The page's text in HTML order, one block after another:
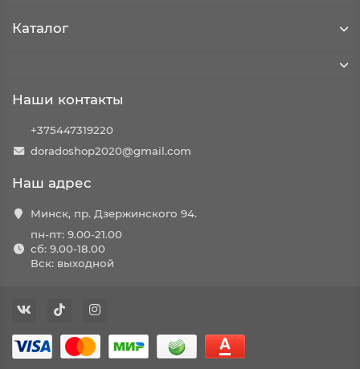
Каталог
Наши контакты
+375447319220
doradoshop2020@gmail.com
Наш адрес
Минск, пр. Дзержинского 94.
пн-пт: 9.00-21.00
сб: 9.00-18.00
Вск: выходной